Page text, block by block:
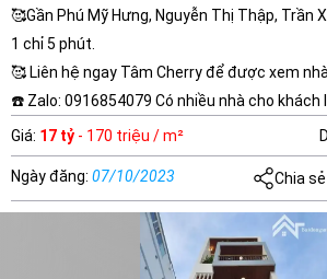
🥰Gần Phú Mỹ Hưng, Nguyễn Thị Thập, Trần
1 chỉ 5 phút.
🥰 Liên hệ ngay Tâm Cherry để được xem nhà.
☎️ Zalo: 0916854079 Có nhiều nhà cho khách
Giá: 17 tỷ - 170 triệu / m²
Ngày đăng: 07/10/2023 Chia sẻ